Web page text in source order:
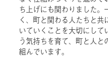
ち上げにも関わりました。
く、町と関わる人たちと
いていくことを大切にして
う気持ちを育て、町と人と
組んでいます。